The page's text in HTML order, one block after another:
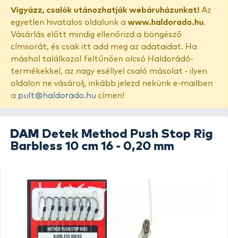
Vigyázz, csalók utánozhatják webáruházunkat! Az
egyetlen hivatalos oldalunk a www.haldorado.hu.
Vásárlás előtt mindig ellenőrizd a böngésző
címsorát, és csak itt add meg az adataidat. Ha
máshol találkozol feltűnően olcsó Haldorádó-
termékekkel, az nagy eséllyel csaló másolat - ilyen
oldalon ne vásárolj, inkább jelezd nekünk e-mailben
a pult@haldorado.hu címen!
DAM
Detek Method Push Stop Rig
Barbless 10 cm 16 - 0,20 mm